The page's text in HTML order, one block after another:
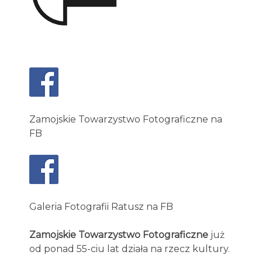
Zamojskie Towarzystwo Fotograficzne na
FB
Galeria Fotografii Ratusz na FB
Zamojskie Towarzystwo Fotograficzne już
od ponad 55-ciu lat działa na rzecz kultury.